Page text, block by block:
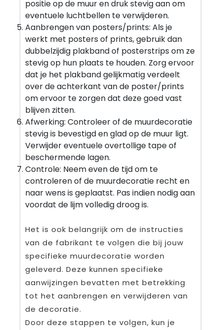
positie op de muur en druk stevig aan om
eventuele luchtbellen te verwijderen.
Aanbrengen van posters/prints: Als je
werkt met posters of prints, gebruik dan
dubbelzijdig plakband of posterstrips om ze
stevig op hun plaats te houden. Zorg ervoor
dat je het plakband gelijkmatig verdeelt
over de achterkant van de poster/prints
om ervoor te zorgen dat deze goed vast
blijven zitten.
Afwerking: Controleer of de muurdecoratie
stevig is bevestigd en glad op de muur ligt.
Verwijder eventuele overtollige tape of
beschermende lagen.
Controle: Neem even de tijd om te
controleren of de muurdecoratie recht en
naar wens is geplaatst. Pas indien nodig aan
voordat de lijm volledig droog is.
Het is ook belangrijk om de instructies
van de fabrikant te volgen die bij jouw
specifieke muurdecoratie worden
geleverd. Deze kunnen specifieke
aanwijzingen bevatten met betrekking
tot het aanbrengen en verwijderen van
de decoratie.
Door deze stappen te volgen, kun je